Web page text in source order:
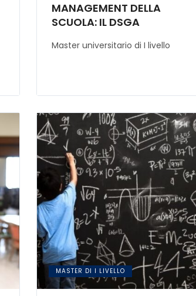
MANAGEMENT DELLA
SCUOLA: IL DSGA
Master universitario di I livello
MASTER DI I LIVELLO